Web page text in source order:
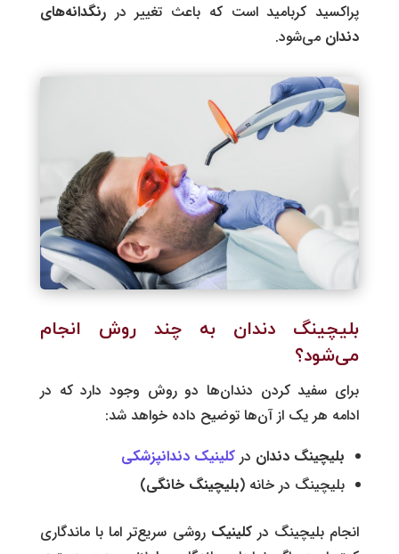
پراکسید کربامید است که باعث تغییر دررنگدانه‌های
دندان می‌شود.
بلیچینگ دندان به چند روش انجام
می‌شود؟
برای سفید کردن دندان‌ها دو روش وجود دارد که در
ادامه هر یک از آن‌ها توضیح داده خواهد شد:
بلیچینگ دندان در کلینیک دندانپزشکی
بلیچینگ در خانه (بلیچینگ خانگی)
انجام بلیچینگ درکلینیکروشی سریع‌تر اما با ماندگاری